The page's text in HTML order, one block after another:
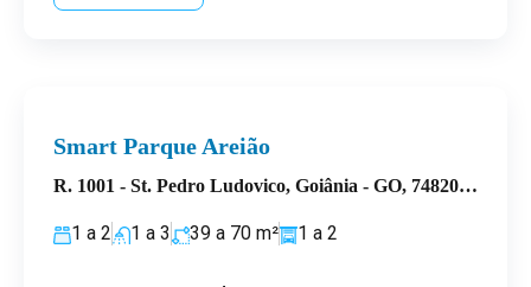
Smart Parque Areião
R. 1001 - St. Pedro Ludovico, Goiânia - GO, 74820-190, Brasil
1 a 2 1 a 3 39 a 70 m² 1 a 2